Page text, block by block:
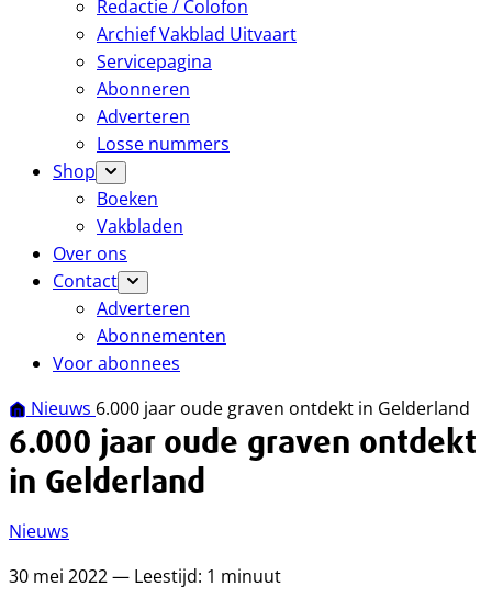
Redactie / Colofon
Archief Vakblad Uitvaart
Servicepagina
Abonneren
Adverteren
Losse nummers
Shop
Boeken
Vakbladen
Over ons
Contact
Adverteren
Abonnementen
Voor abonnees
Nieuws 6.000 jaar oude graven ontdekt in Gelderland
6.000 jaar oude graven ontdekt
in Gelderland
Nieuws
30 mei 2022 — Leestijd: 1 minuut